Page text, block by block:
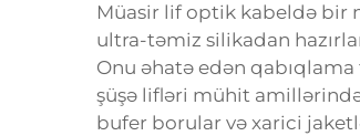
Müasir lif optik kabeldə bir
ultra-təmiz silikadan
Onu əhatə edən qabıqlama
şüşə lifləri mühit
bufer borular və xarici